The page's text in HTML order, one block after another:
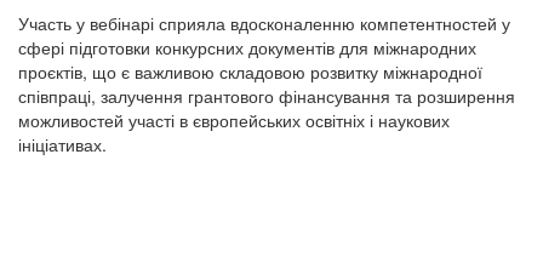
Участь у вебінарі сприяла вдосконаленню компетентностей у
сфері підготовки конкурсних документів для міжнародних
проєктів, що є важливою складовою розвитку міжнародної
співпраці, залучення грантового фінансування та розширення
можливостей участі в європейських освітніх і наукових
ініціативах.